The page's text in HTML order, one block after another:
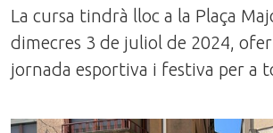
La cursa tindrà lloc a la Plaça
dimecres 3 de juliol de 2024,
jornada esportiva i festiva per a